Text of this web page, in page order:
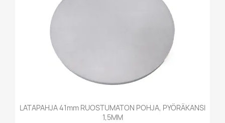
LATAPAHJA 41mm RUOSTUMATON POHJA, PYÖRÄKANSI
1,5MM